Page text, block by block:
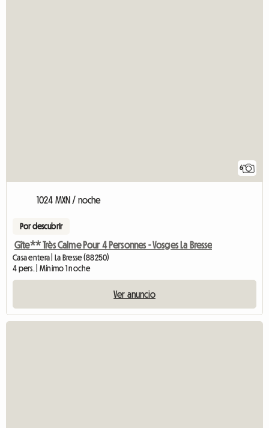
6
1024 MXN / noche
Por descubrir
Gîte** Très Calme Pour 4 Personnes - Vosges La Bresse
Casa entera | La Bresse (88250)
4 pers. | Mínimo 1 noche
Ver anuncio